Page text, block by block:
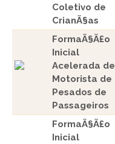
Coletivo de
CrianÃ§as
FormaÃ§Ã£o
Inicial
Acelerada de
Motorista de
Pesados de
Passageiros
FormaÃ§Ã£o
Inicial